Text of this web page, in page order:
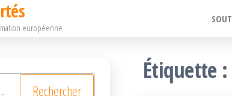
européenne
Étiquette :